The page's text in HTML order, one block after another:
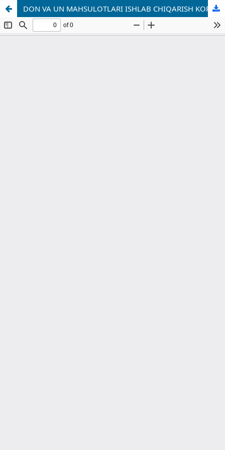
DON VA UN MAHSULOTLARI ISHLAB CHIQARISH KORXONALARIDA MARKETING FAOLIYATINI BOSHQARISHNING YEVROPA TAJRIBASI